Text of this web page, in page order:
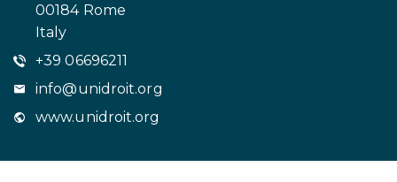
00184 Rome
Italy
+39 06696211
info@unidroit.org
www.unidroit.org